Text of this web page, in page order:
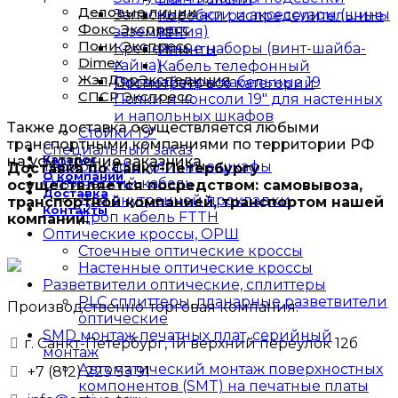
Запасные части и аксессуары (шины
заземления)
Крепежные наборы (винт-шайба-
гайка)
Органайзеры кабельные 19
Полки и консоли 19" для настенных
и напольных шкафов
Стойки 19"
Специальный заказ
Термошкафы, уличные шкафы
Оптический кабель
Для внутренней прокладки
Дроп кабель FTTH
Оптические кроссы, ОРШ
Стоечные оптические кроссы
Настенные оптические кроссы
Разветвители оптические, сплиттеры
PLC сплиттеры, планарные разветвители
оптические
SMD монтаж печатных плат, серийный
монтаж
Автоматический монтаж поверхностных
компонентов (SMT) на печатные платы
Коробки распределительные
КРТ
Плинты
Кабель телефонный
Посмотреть все категории
Каталог
О компании
Доставка
Контакты
Деловые линии
Фокс Экспресс
Пони Экспресс
Dimex
ЖэлДорЭкспедиция
СПСР Экспресс
Также доставка осуществляется любыми
транспортными компаниями по территории РФ
на усмотрение заказчика.
Доставка по Санкт-Петербургу
осуществляется посредством: самовывоза,
транспортной компанией, транспортом нашей
компании.
Производственно-торговая компания.
г. Санкт-Петербург, 1й верхний переулок 12б
+7 (812) 223 53 91